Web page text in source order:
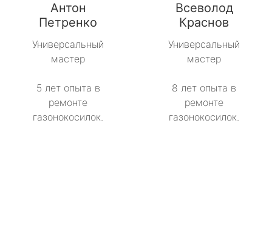
Антон
Петренко
Универсальный
мастер
5 лет опыта в
ремонте
газонокосилок.
Всеволод
Краснов
Универсальный
мастер
8 лет опыта в
ремонте
газонокосилок.